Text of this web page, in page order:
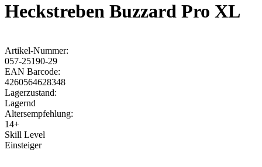
Heckstreben Buzzard Pro XL
Artikel-Nummer:
057-25190-29
EAN Barcode:
4260564628348
Lagerzustand:
Lagernd
Altersempfehlung:
14+
Skill Level
Einsteiger